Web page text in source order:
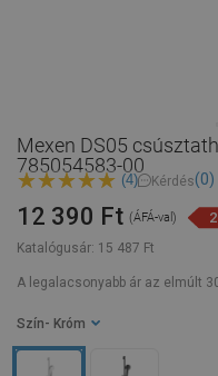
Mexen DS05
785054583-00
(4) Kérdés(0)
Katalógusár: 15 487 Ft
12 390 Ft (ÁFÁ-val)
A legalacsonyabb ár az elmúlt
Szín - Króm